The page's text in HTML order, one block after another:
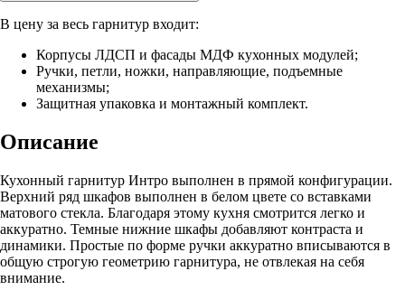
В цену за весь гарнитур входит:
Корпусы ЛДСП и фасады МДФ кухонных модулей;
Ручки, петли, ножки, направляющие, подъемные
механизмы;
Защитная упаковка и монтажный комплект.
Описание
Кухонный гарнитур Интро выполнен в прямой конфигурации.
Верхний ряд шкафов выполнен в белом цвете со вставками
матового стекла. Благодаря этому кухня смотрится легко и
аккуратно. Темные нижние шкафы добавляют контраста и
динамики. Простые по форме ручки аккуратно вписываются в
общую строгую геометрию гарнитура, не отвлекая на себя
внимание.